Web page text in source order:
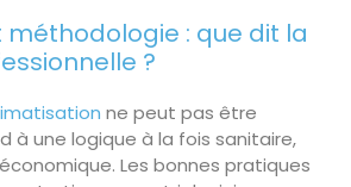
méthodologie : que dit la
?
ne peut pas être
à une logique à la fois sanitaire,
Les bonnes pratiques